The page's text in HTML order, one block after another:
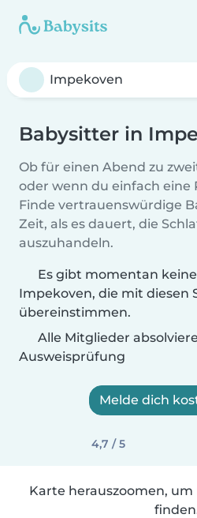
Babysitter in
Ob für einen Abend zu
oder wenn du einfach eine
Finde vertrauenswürdige
Zeit, als es dauert, die
auszuhandeln.
Es gibt momentan
Impekoven, die mit diesen
übereinstimmen.
Alle Mitglieder
Ausweisprüfung
Melde dich
4,7 / 5
Karte herauszoomen,